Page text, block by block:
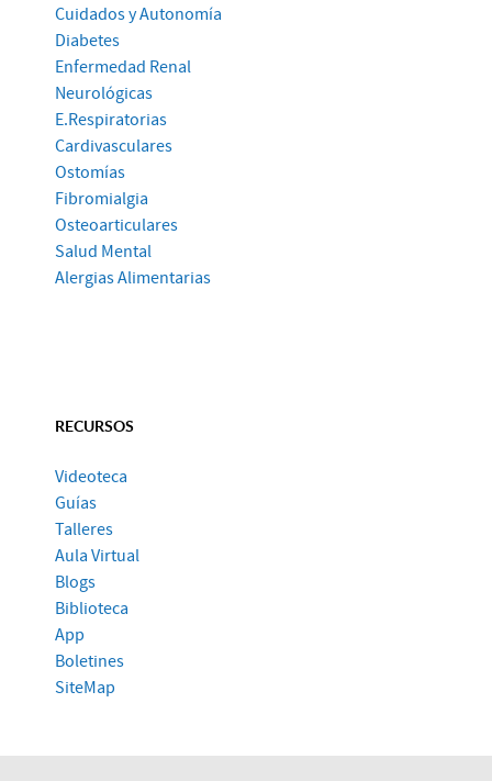
Cuidados y Autonomía
Diabetes
Enfermedad Renal
Neurológicas
E.Respiratorias
Cardivasculares
Ostomías
Fibromialgia
Osteoarticulares
Salud Mental
Alergias Alimentarias
RECURSOS
Videoteca
Guías
Talleres
Aula Virtual
Blogs
Biblioteca
App
Boletines
SiteMap